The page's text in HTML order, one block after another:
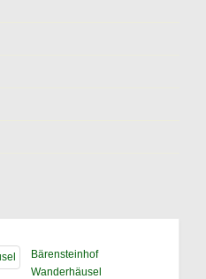
Bärensteinhof
Wanderhäusel